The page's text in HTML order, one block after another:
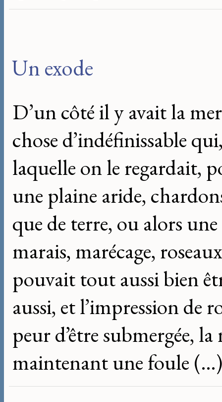
Un exode
D’un côté il y avait la
chose d’indéfinissable
laquelle on le regardait,
une plaine aride,
que de terre, ou alors
marais, marécage,
pouvait tout aussi bien
aussi, et l’impression de
peur d’être submergée,
maintenant une foule